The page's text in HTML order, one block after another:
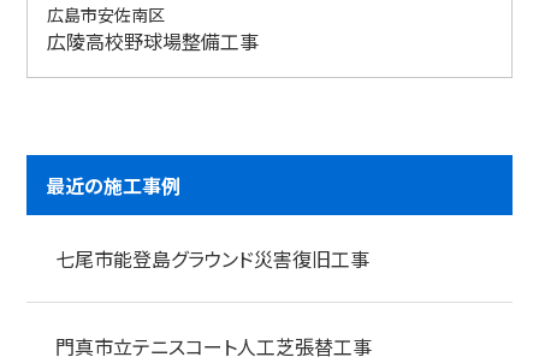
広島市安佐南区
広陵高校野球場整備工事
最近の施工事例
七尾市能登島グラウンド災害復旧工事
門真市立テニスコート人工芝張替工事